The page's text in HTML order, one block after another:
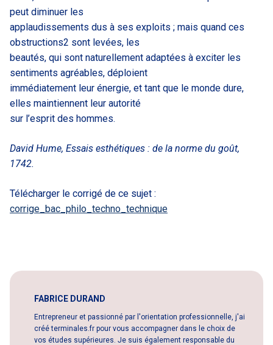
peut diminuer les
applaudissements dus à ses exploits ; mais quand ces
obstructions2 sont levées, les
beautés, qui sont naturellement adaptées à exciter les
sentiments agréables, déploient
immédiatement leur énergie, et tant que le monde dure,
elles maintiennent leur autorité
sur l’esprit des hommes.
David Hume, Essais esthétiques : de la norme du goût,
1742.
Télécharger le corrigé de ce sujet :
corrige_bac_philo_techno_technique
FABRICE DURAND
Entrepreneur et passionné par l'orientation professionnelle, j'ai
créé terminales.fr pour vous accompagner dans le choix de
vos études supérieures. Je suis également responsable du